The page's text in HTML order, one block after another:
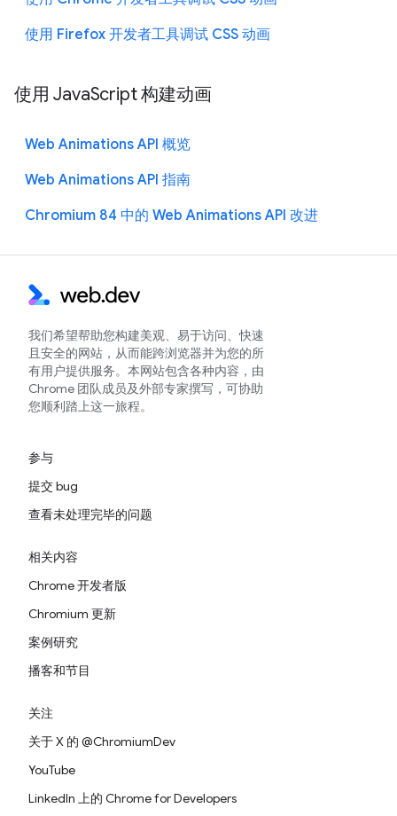
使用 Firefox 开发者工具调试 CSS 动画
使用 JavaScript 构建动画
Web Animations API 概览
Web Animations API 指南
Chromium 84 中的 Web Animations API 改进
我们希望帮助您构建美观、易于访问、快速
且安全的网站，从而能跨浏览器并为您的所
有用户提供服务。本网站包含各种内容，由
Chrome 团队成员及外部专家撰写，可协助
您顺利踏上这一旅程。
参与
提交 bug
查看未处理完毕的问题
相关内容
Chrome 开发者版
Chromium 更新
案例研究
播客和节目
关注
关于 X 的 @ChromiumDev
YouTube
LinkedIn 上的 Chrome for Developers